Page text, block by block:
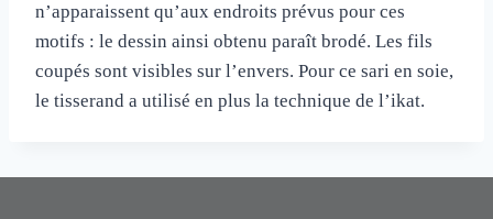
n’apparaissent qu’aux endroits prévus pour ces
motifs : le dessin ainsi obtenu paraît brodé. Les fils
coupés sont visibles sur l’envers. Pour ce sari en soie,
le tisserand a utilisé en plus la technique de l’ikat.